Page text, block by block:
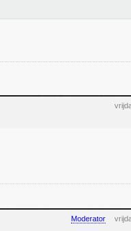
Moderator